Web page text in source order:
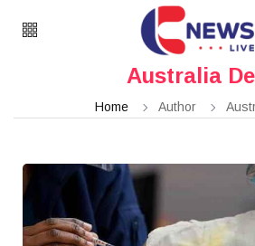
Australia
Home Author